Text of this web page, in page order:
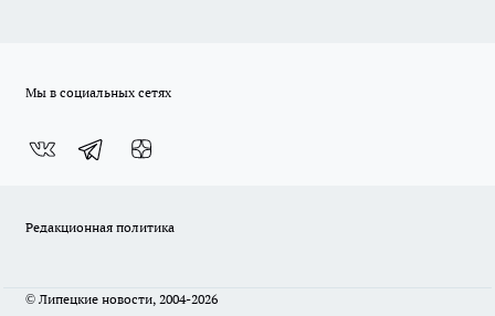
Мы в социальных сетях
Редакционная политика
© Липецкие новости, 2004-2026